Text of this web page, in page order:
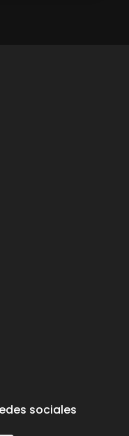
sociales